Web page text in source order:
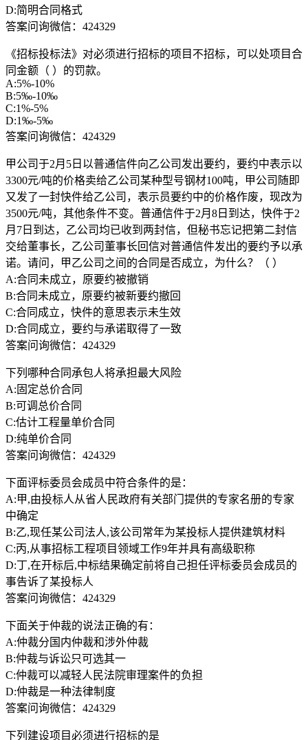
D:简明合同格式
答案问询微信：424329
《招标投标法》对必须进行招标的项目不招标，可以处项目合
同金额（ ）的罚款。
A:5%-10%
B:5‰-10‰
C:1%-5%
D:1‰-5‰
答案问询微信：424329
甲公司于2月5日以普通信件向乙公司发出要约，要约中表示以
3300元/吨的价格卖给乙公司某种型号钢材100吨，甲公司随即
又发了一封快件给乙公司，表示员要约中的价格作废，现改为
3500元/吨，其他条件不变。普通信件于2月8日到达，快件于2
月7日到达，乙公司均已收到两封信，但秘书忘记把第二封信
交给董事长，乙公司董事长回信对普通信件发出的要约予以承
诺。请问，甲乙公司之间的合同是否成立，为什么？（ ）
A:合同未成立，原要约被撤销
B:合同未成立，原要约被新要约撤回
C:合同成立，快件的意思表示未生效
D:合同成立，要约与承诺取得了一致
答案问询微信：424329
下列哪种合同承包人将承担最大风险
A:固定总价合同
B:可调总价合同
C:估计工程量单价合同
D:纯单价合同
答案问询微信：424329
下面评标委员会成员中符合条件的是：
A:甲,由投标人从省人民政府有关部门提供的专家名册的专家
中确定
B:乙,现任某公司法人,该公司常年为某投标人提供建筑材料
C:丙,从事招标工程项目领域工作9年并具有高级职称
D:丁,在开标后,中标结果确定前将自己担任评标委员会成员的
事告诉了某投标人
答案问询微信：424329
下面关于仲裁的说法正确的有：
A:仲裁分国内仲裁和涉外仲裁
B:仲裁与诉讼只可选其一
C:仲裁可以减轻人民法院审理案件的负担
D:仲裁是一种法律制度
答案问询微信：424329
下列建设项目必须进行招标的是